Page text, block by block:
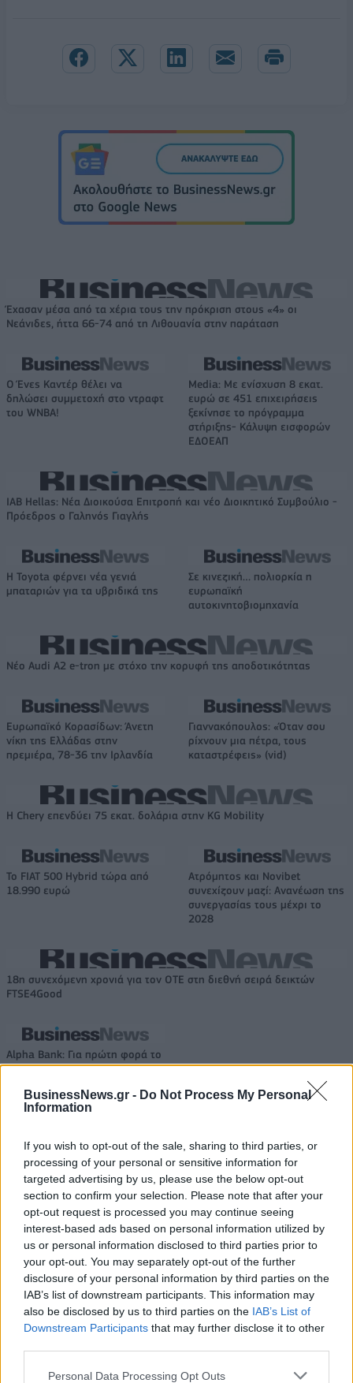
BusinessNews.gr - Do Not Process My Personal
Information
If you wish to opt-out of the sale, sharing to third parties, or
processing of your personal or sensitive information for
targeted advertising by us, please use the below opt-out
section to confirm your selection. Please note that after your
opt-out request is processed you may continue seeing
interest-based ads based on personal information utilized by
us or personal information disclosed to third parties prior to
your opt-out. You may separately opt-out of the further
disclosure of your personal information by third parties on the
IAB’s list of downstream participants. This information may
also be disclosed by us to third parties on the IAB’s List of
Downstream Participants that may further disclose it to other
Personal Data Processing Opt Outs
Έχασαν μέσα από τα χέρια τους την πρόκριση στους «4» οι
Νεάνιδες, ήττα 66-74 από τη Λιθουανία στην παράταση
Ο Ένες Καντέρ θέλει να
δηλώσει συμμετοχή στο ντραφτ
του WNBA!
Media: Με ενίσχυση 8 εκατ.
ευρώ σε 451 επιχειρήσεις
ξεκίνησε το πρόγραμμα
στήριξης- Κάλυψη εισφορών
ΕΔΟΕΑΠ
IAB Hellas: Νέα Διοικούσα Επιτροπή και νέο Διοικητικό Συμβούλιο -
Πρόεδρος ο Γαληνός Γιαγλής
Η Toyota φέρνει νέα γενιά
μπαταριών για τα υβριδικά της
Σε κινεζική… πολιορκία η
ευρωπαϊκή
αυτοκινητοβιομηχανία
Νέο Audi A2 e-tron με στόχο την κορυφή της αποδοτικότητας
Ευρωπαϊκό Κορασίδων: Άνετη
νίκη της Ελλάδας στην
πρεμιέρα, 78-36 την Ιρλανδία
Γιαννακόπουλος: «Όταν σου
ρίχνουν μια πέτρα, τους
καταστρέφεις» (vid)
Η Chery επενδύει 75 εκατ. δολάρια στην KG Mobility
Το FIAT 500 Hybrid τώρα από
18.990 ευρώ
Ατρόμητος και Novibet
συνεχίζουν μαζί: Ανανέωση της
συνεργασίας τους μέχρι το
2028
18η συνεχόμενη χρονιά για τον ΟΤΕ στη διεθνή σειρά δεικτών
FTSE4Good
Alpha Bank: Για πρώτη φορά το
Αρχαίο Θέατρο Επιδαύρου
ΠΕΡΙΣΣΌΤΕΡΑ ΣΕ ΑΥΤΉ ΤΗΝ ΚΑΤΗΓΟΡΊΑ
Νέες καταθέσεις για
ίδρυση μη κρατικών
πανεπιστημίων στο πρώτο
Πληρωμές από τον e-
ΕΦΚΑ και τη ΔΥΠΑ έως τις
24 Δεκεμβρίου
20/12/2025 - 12:37